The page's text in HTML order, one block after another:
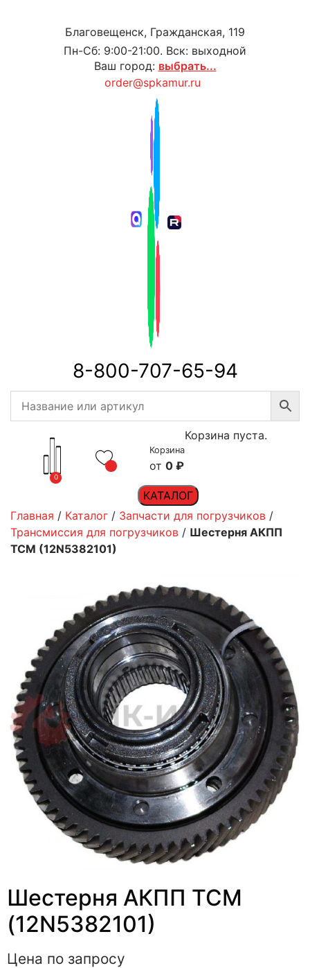
Благовещенск, Гражданская, 119
Пн-Сб: 9:00-21:00. Вск: выходной
Ваш город: выбрать...
order@spkamur.ru
8-800-707-65-94
0
Корзина
0 ₽
Корзина пуста.
КАТАЛОГ
Главная / Каталог / Запчасти для погрузчиков /
Трансмиссия для погрузчиков / Шестерня АКПП
TCM (12N5382101)
Шестерня АКПП TCM
(12N5382101)
Цена по запросу